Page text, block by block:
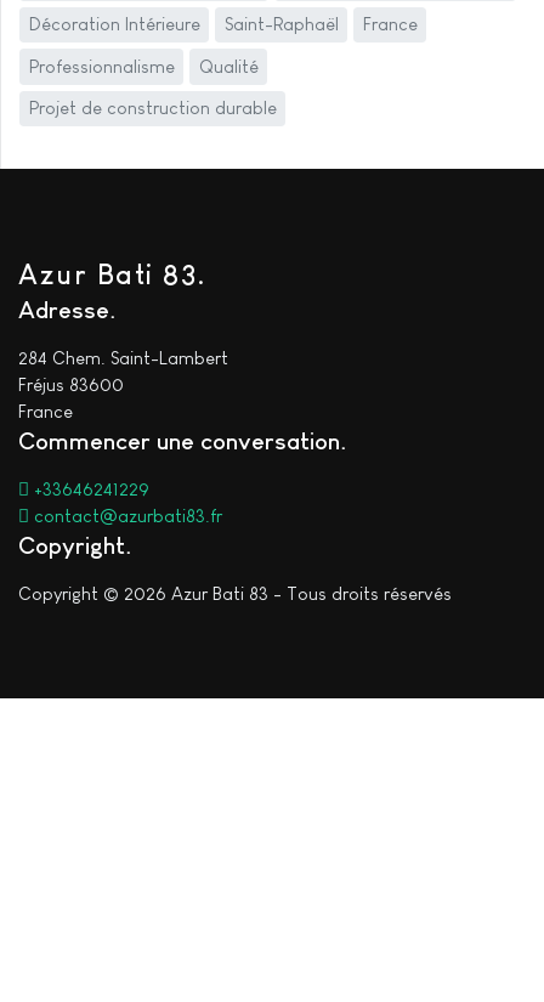
Décoration Intérieure Saint-Raphaël France
Professionnalisme Qualité
Projet de construction durable
Azur Bati 83.
Adresse
284 Chem. Saint-Lambert
Fréjus 83600
France
Commencer une conversation
+33646241229
contact@azurbati83.fr
Copyright
Copyright © 2026 Azur Bati 83 - Tous droits réservés